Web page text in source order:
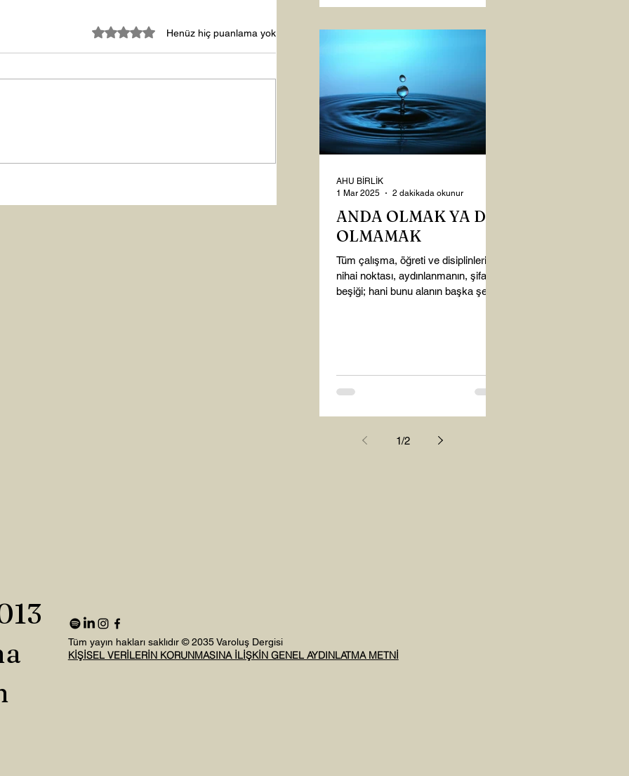
5 üzerinden 0 yıldızHenüz hiç puanlama yok
ANDA OLMAK YA DA
OLMAMAK
Tüm çalışma, öğreti ve disiplinlerin
nihai noktası, aydınlanmanın, şifanın
beşiği; hani bunu alanın başka şey
AHU BİRLİK
1 Mar 2025
2 dakikada okunur
1/2
Tüm yayın hakları saklıdır © 2035 Varoluş Dergisi
KİŞİSEL VERİLERİN KORUNMASINA İLİŞKİN GENEL AYDINLATMA METNİ